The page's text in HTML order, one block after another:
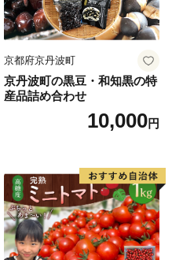
京都府京丹波町
京丹波町の黒豆・和知黒の特
産品詰め合わせ
10,000円